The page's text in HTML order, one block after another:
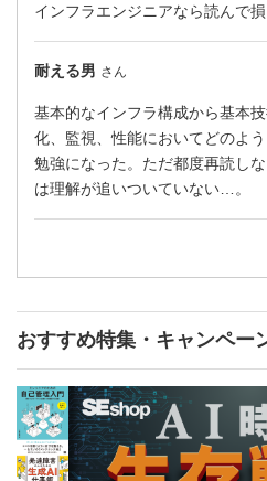
インフラエンジニアなら読んで損
耐える男 さん
基本的なインフラ構成から基本
化、監視、性能においてどのよ
勉強になった。ただ都度再読し
は理解が追いついていない…。
おすすめ特集・キャンペー